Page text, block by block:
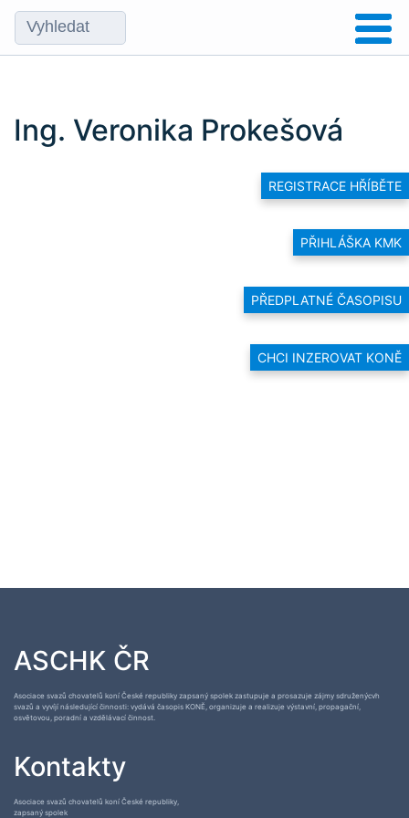
REGISTRACE HŘÍBĚTE
PŘIHLÁŠKA KMK
PŘEDPLATNÉ ČASOPISU
CHCI INZEROVAT KONĚ
Ing. Veronika Prokešová
ASCHK ČR
Asociace svazů chovatelů koní České republiky zapsaný spolek zastupuje a prosazuje zájmy sdruženýcvh
svazů a vyvíjí následující činnosti: vydává časopis KONĚ, organizuje a realizuje výstavní, propagační,
osvětovou, poradní a vzdělávací činnost.
Kontakty
Asociace svazů chovatelů koní České republiky,
zapsaný spolek